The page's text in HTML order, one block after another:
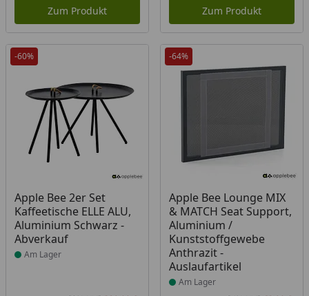
Zum Produkt Zum Produkt
-60%
Apple Bee 2er Set
Kaffeetische ELLE ALU,
Aluminium Schwarz -
Abverkauf
Produkt am Lager
Am Lager
-64%
Apple Bee Lounge MIX
& MATCH Seat Support,
Aluminium /
Kunststoffgewebe
Anthrazit -
Auslaufartikel
Produkt am Lager
Am Lager